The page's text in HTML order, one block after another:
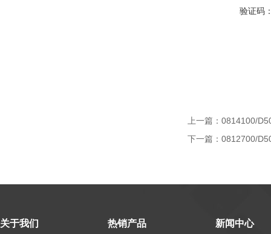
验证码
上一篇： 0814100/
下一篇： 0812700/
关于我们 热销产品 新闻中心